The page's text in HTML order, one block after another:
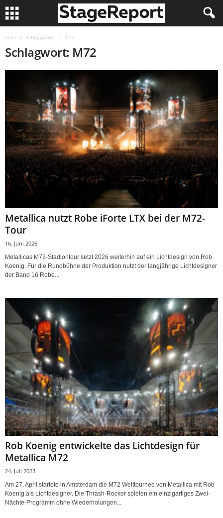
Start Schlagworte M72
Schlagwort: M72
Metallica nutzt Robe iForte LTX bei der M72-
Tour
16. Juni 2026
Metallicas M72-Stadiontour setzt 2026 weiterhin auf ein Lichtdesign von Rob
Koenig. Für die Rundbühne der Produktion nutzt der langjährige Lichtdesigner
der Band 16 Robe...
Rob Koenig entwickelte das Lichtdesign für
Metallica M72
24. Juli 2023
Am 27. April startete in Amsterdam die M72 Welttournee von Metallica mit Rob
Koenig als Lichtdesigner. Die Thrash-Rocker spielen ein einzigartiges Zwei-
Nächte-Programm ohne Wiederholungen...